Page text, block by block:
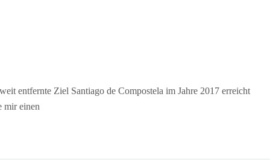
entfernte Ziel Santiago de Compostela im Jahre 2017 erreicht
mir einen